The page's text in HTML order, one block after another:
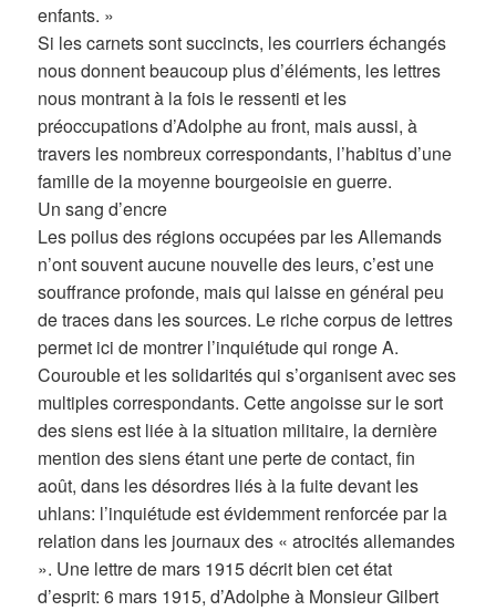
enfants. »
Si les carnets sont succincts, les courriers échangés
nous donnent beaucoup plus d’éléments, les lettres
nous montrant à la fois le ressenti et les
préoccupations d’Adolphe au front, mais aussi, à
travers les nombreux correspondants, l’habitus d’une
famille de la moyenne bourgeoisie en guerre.
Un sang d’encre
Les poilus des régions occupées par les Allemands
n’ont souvent aucune nouvelle des leurs, c’est une
souffrance profonde, mais qui laisse en général peu
de traces dans les sources. Le riche corpus de lettres
permet ici de montrer l’inquiétude qui ronge A.
Courouble et les solidarités qui s’organisent avec ses
multiples correspondants. Cette angoisse sur le sort
des siens est liée à la situation militaire, la dernière
mention des siens étant une perte de contact, fin
août, dans les désordres liés à la fuite devant les
uhlans: l’inquiétude est évidemment renforcée par la
relation dans les journaux des « atrocités allemandes
». Une lettre de mars 1915 décrit bien cet état
d’esprit: 6 mars 1915, d’Adolphe à Monsieur Gilbert